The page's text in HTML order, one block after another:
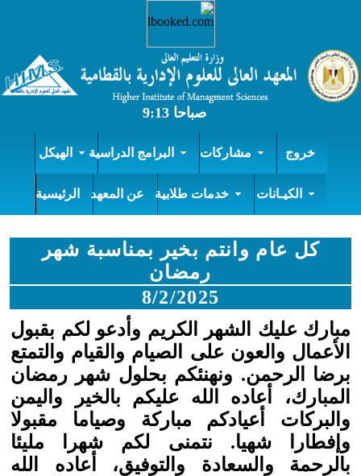
خروج مشاركات البرامج الدراسية الهيكل
الكيـانات خدمات طلابية عن المعهد الرئيسية
كل عام وانتم بخير بمناسبة شهر
رمضان
8/2/2025
مبارك عليك الشهر الكريم وأدعو لكم بقبول
الأعمال والعون على الصيام والقيام والتمتع
برضا الرحمن. ونهنئكم بحلول شهر رمضان
المبارك، أعاده الله عليكم بالخير واليمن
والبركات أعيادكم مباركة وصياما مقبولا
وإفطارا شهيا. نتمنى لكم شهرا مليئا
بالرحمة والسعادة والتوفيق، أعاده الله